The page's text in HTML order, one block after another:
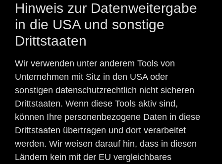
Hinweis zur Datenweitergabe
in die USA und sonstige
Drittstaaten
Wir verwenden unter anderem Tools von
Unternehmen mit Sitz in den USA oder
sonstigen datenschutzrechtlich nicht sicheren
Drittstaaten. Wenn diese Tools aktiv sind,
können Ihre personenbezogene Daten in diese
Drittstaaten übertragen und dort verarbeitet
werden. Wir weisen darauf hin, dass in diesen
Ländern kein mit der EU vergleichbares